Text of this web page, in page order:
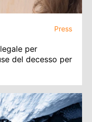
Press
per
del decesso per